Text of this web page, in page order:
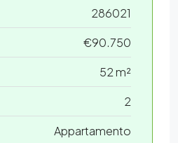
286021
€90.750
52 m²
2
Appartamento